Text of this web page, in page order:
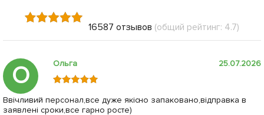
16587 отзывов (общий рейтинг: 4.7)
О Ольга 25.07.2026
Ввічливий персонал,все дуже якісно запаковано,відправка в
заявлені сроки,все гарно росте)